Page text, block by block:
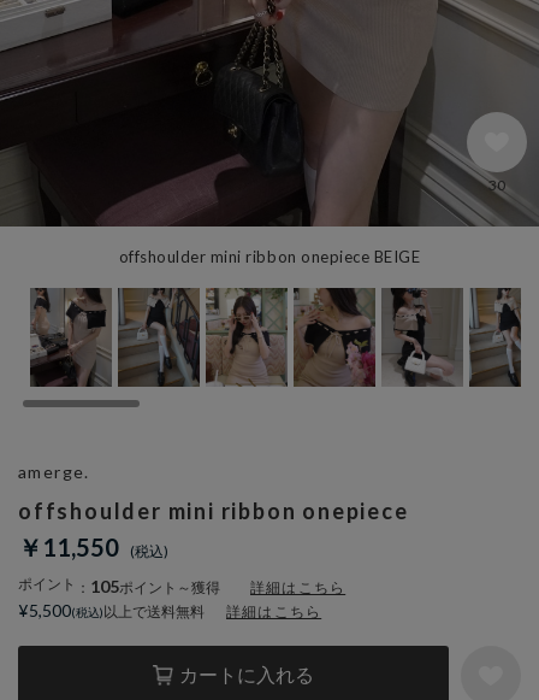
offshoulder mini ribbon onepiece BEIGE
30
offshoulder mini ribbon onepiece
￥11,550
ポイント ： 105ポイント～獲得 詳細はこちら
カートに入れる
amerge.
¥5,500 以上で送料無料 詳細はこちら